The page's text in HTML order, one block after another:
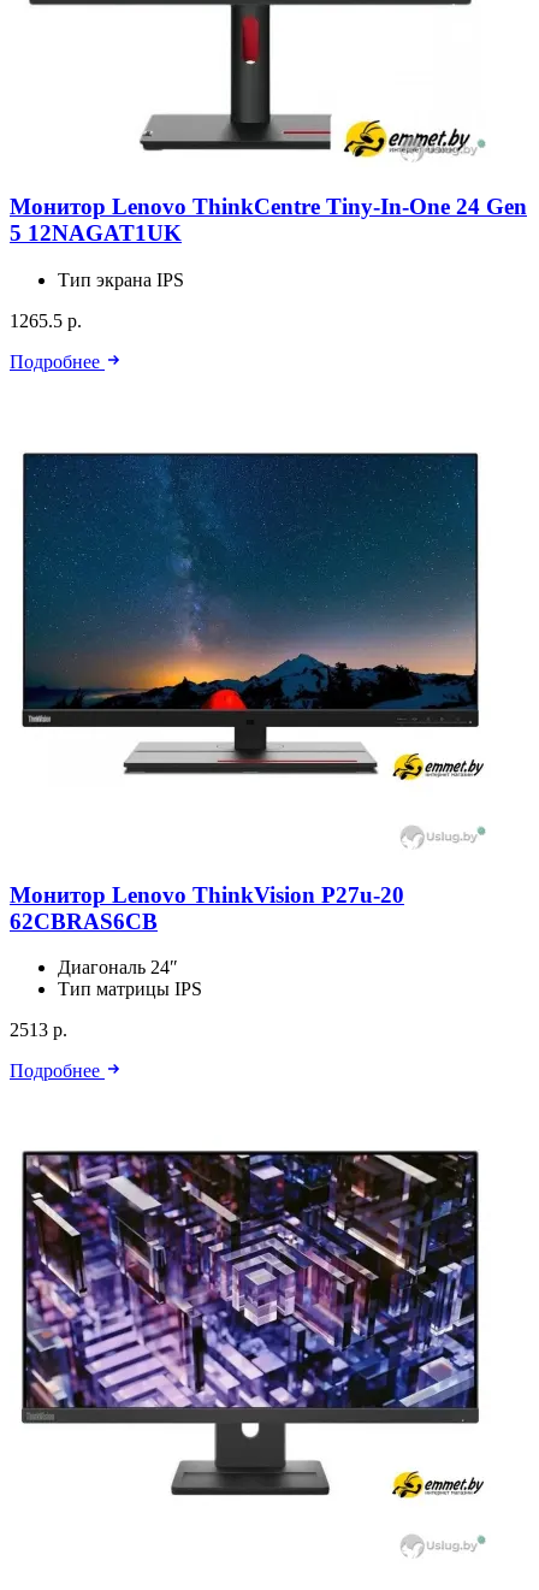
Монитор Lenovo ThinkCentre Tiny-In-One 24 Gen
5 12NAGAT1UK
Тип экрана IPS
1265.5 р.
Подробнее
Монитор Lenovo ThinkVision P27u-20
62CBRAS6CB
Диагональ 24″
Тип матрицы IPS
2513 р.
Подробнее